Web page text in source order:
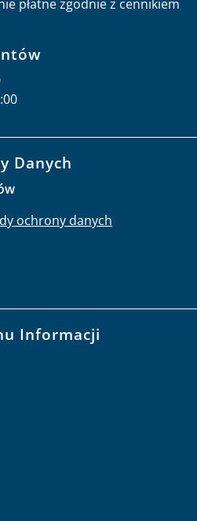
płatne zgodnie z cennikiem
Danych
ochrony danych
Informacji